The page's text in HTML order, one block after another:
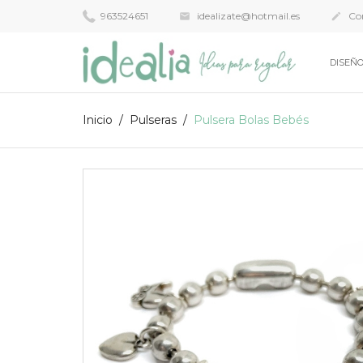
963524651  idealizate@hotmail.es 
Inicio Pulseras Pulsera Bolas Bebés